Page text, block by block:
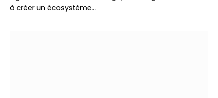
à créer un écosystème…